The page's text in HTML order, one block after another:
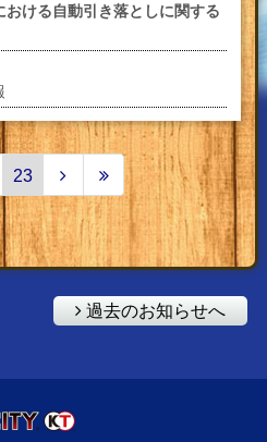
おける自動引き落としに関する
23
過去のお知らせへ